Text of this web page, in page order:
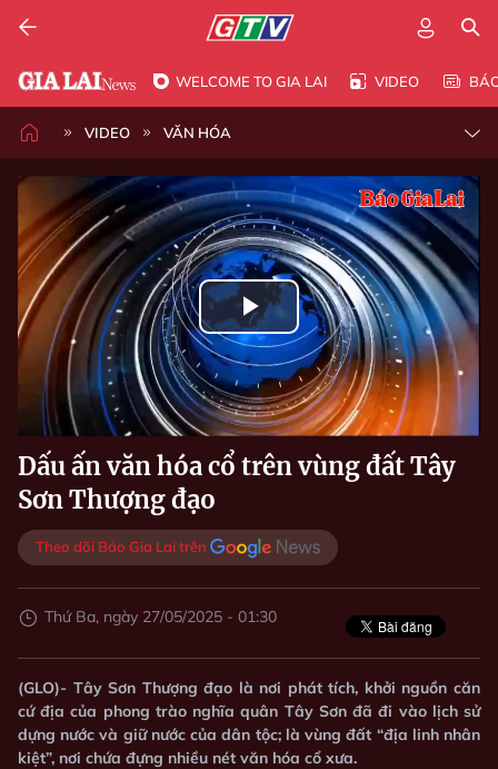
WELCOME TO GIA LAI VIDEO
VIDEO VĂN HÓA
Play
Video
Dấu ấn văn hóa cổ trên vùng đất Tây
Sơn Thượng đạo
Theo dõi Báo Gia Lai trên
Thứ Ba, ngày 27/05/2025 - 01:30
(GLO)- Tây Sơn Thượng đạo là nơi phát tích, khởi nguồn căn
cứ địa của phong trào nghĩa quân Tây Sơn đã đi vào lịch sử
dựng nước và giữ nước của dân tộc; là vùng đất “địa linh nhân
kiệt”, nơi chứa đựng nhiều nét văn hóa cổ xưa.